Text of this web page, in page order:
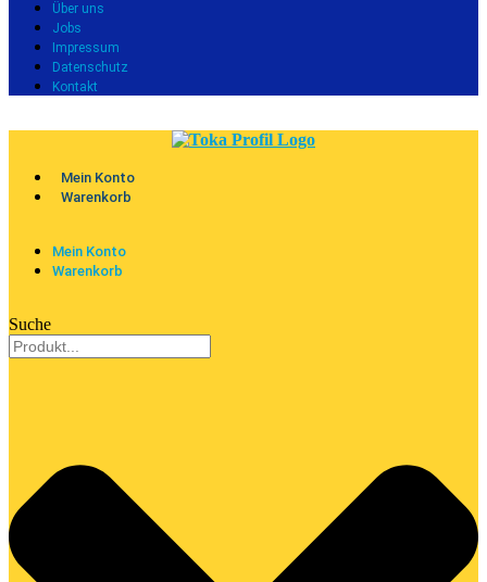
Über uns
Jobs
Impressum
Datenschutz
Kontakt
Mein Konto
Warenkorb
Mein Konto
Warenkorb
Suche